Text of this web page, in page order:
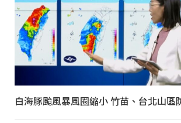
白海豚颱風暴風圈縮小 竹苗、台北山區